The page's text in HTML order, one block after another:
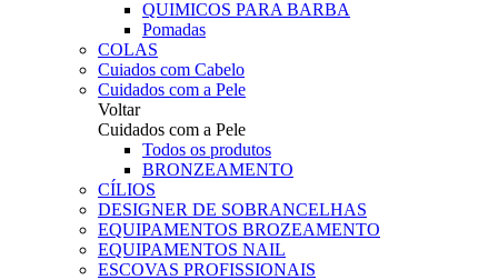
QUIMICOS PARA BARBA
Pomadas
COLAS
Cuiados com Cabelo
Cuidados com a Pele
Voltar
Cuidados com a Pele
Todos os produtos
BRONZEAMENTO
CÍLIOS
DESIGNER DE SOBRANCELHAS
EQUIPAMENTOS BROZEAMENTO
EQUIPAMENTOS NAIL
ESCOVAS PROFISSIONAIS